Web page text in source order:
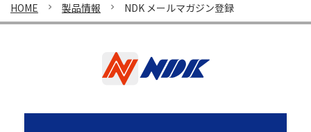
HOME 製品情報 NDK メールマガジン登録